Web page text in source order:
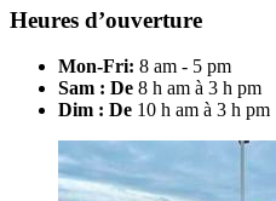
Heures d’ouverture
Mon-Fri: 8 am - 5 pm
Sam : De 8 h am à 3 h pm
Dim : De 10 h am à 3 h pm